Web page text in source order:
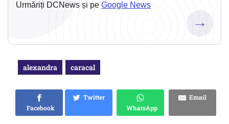
Urmăriți DCNews și pe Google News
→
alexandra caracal
Facebook
Twitter
WhatsApp
Email